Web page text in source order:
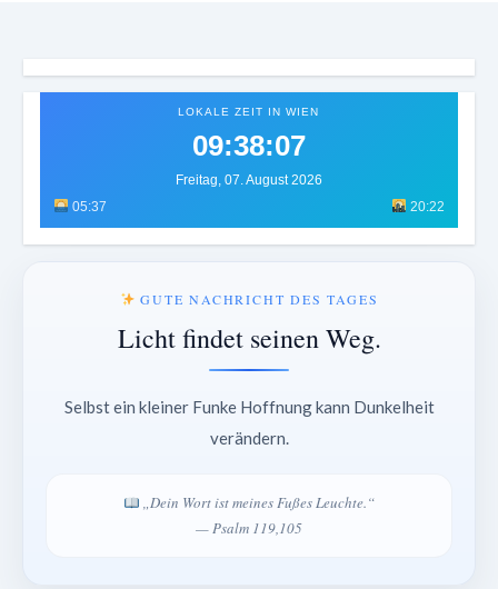
LOKALE ZEIT IN WIEN
09:38:10
Freitag, 07. August 2026
05:37
20:22
GUTE NACHRICHT DES TAGES
Licht findet seinen Weg.
Selbst ein kleiner Funke Hoffnung kann Dunkelheit
verändern.
„Dein Wort ist meines Fußes Leuchte.“
— Psalm 119,105